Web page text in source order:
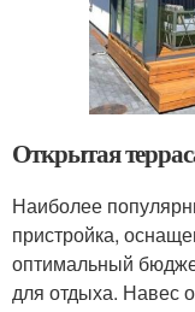
Открытая
Наиболее
пристройка,
оптимальный
для отдыха. Навес